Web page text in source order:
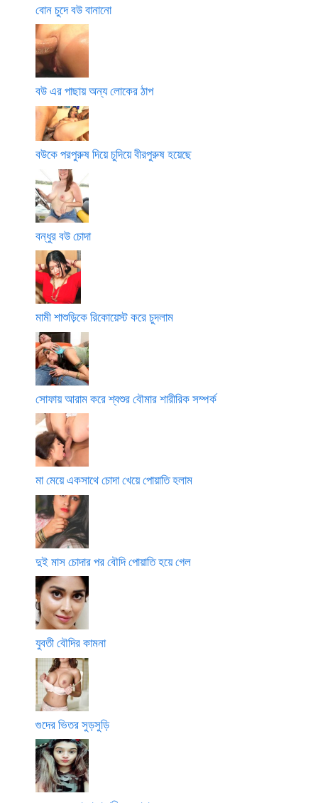
বোন চুদে বউ বানানো
বউ এর পাছায় অন্য লোকের ঠাপ
বউকে পরপুরুষ দিয়ে চুদিয়ে বীরপুরুষ হয়েছে
বন্ধুর বউ চোদা
মামী শাশুড়িকে রিকোয়েস্ট করে চুদলাম
সোফায় আরাম করে শ্বশুর বৌমার শারীরিক সম্পর্ক
মা মেয়ে একসাথে চোদা খেয়ে পোয়াতি হলাম
দুই মাস চোদার পর বৌদি পোয়াতি হয়ে গেল
যুবতী বৌদির কামনা
গুদের ভিতর সুড়সুড়ি